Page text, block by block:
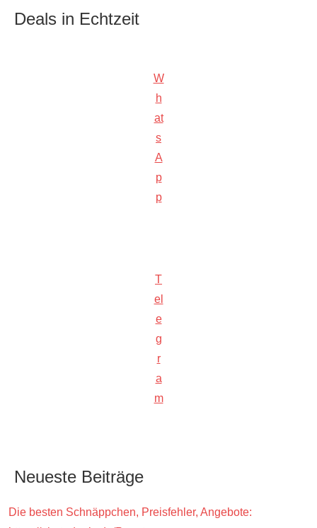
Deals in Echtzeit
W
h
at
s
A
p
p
T
el
e
g
r
a
m
Neueste Beiträge
Die besten Schnäppchen, Preisfehler, Angebote: